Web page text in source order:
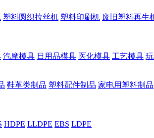
塑料圆织拉丝机 塑料印刷机 废旧塑料再生
汽摩模具 日用品模具 医化模具 工艺模具
鞋革类制品 塑料配件制品 家电用塑料制品
HDPE LLDPE EBS LDPE